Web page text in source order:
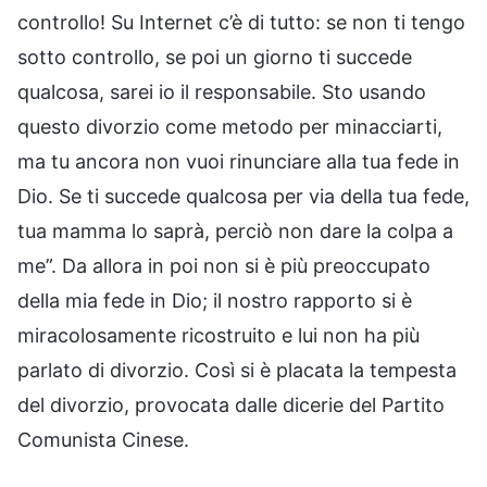
controllo! Su Internet c’è di tutto: se non ti tengo
sotto controllo, se poi un giorno ti succede
qualcosa, sarei io il responsabile. Sto usando
questo divorzio come metodo per minacciarti,
ma tu ancora non vuoi rinunciare alla tua fede in
Dio. Se ti succede qualcosa per via della tua fede,
tua mamma lo saprà, perciò non dare la colpa a
me”. Da allora in poi non si è più preoccupato
della mia fede in Dio; il nostro rapporto si è
miracolosamente ricostruito e lui non ha più
parlato di divorzio. Così si è placata la tempesta
del divorzio, provocata dalle dicerie del Partito
Comunista Cinese.